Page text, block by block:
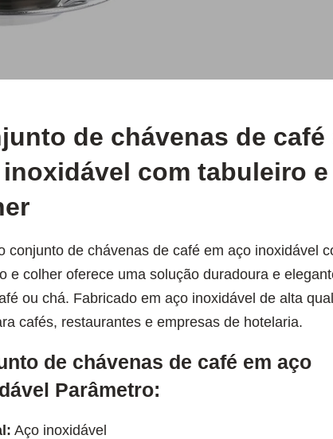
de chávenas de café
com tabuleiro e
conjunto de chávenas de café em aço inoxidável
e colher oferece uma solução duradoura e
ou chá. Fabricado em aço inoxidável de alta
cafés, restaurantes e empresas de hotelaria.
de chávenas de café em aço
Parâmetro:
Aço inoxidável